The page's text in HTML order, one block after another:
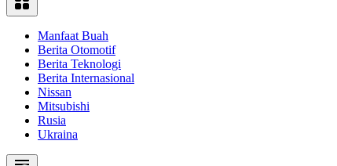
Manfaat Buah
Berita Otomotif
Berita Teknologi
Berita Internasional
Nissan
Mitsubishi
Rusia
Ukraina